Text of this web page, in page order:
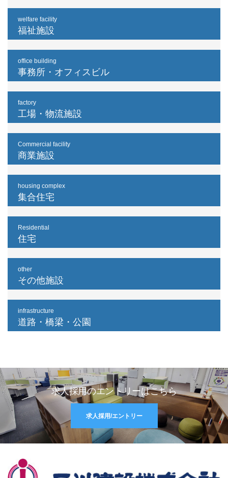
welfare facility
福祉施設
office building
事務所・オフィスビル
factory
工場・物流施設
Commercial facility
商業施設
housing complex
集合住宅
Residential
住宅
other
その他施設
infrastructure
道路・橋梁・公園
求人採用のエントリーはこちら
求人採用/エントリー